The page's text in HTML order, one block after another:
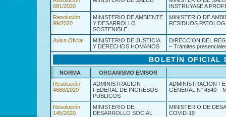
681/2020
INSTRUYASE A
Resolución
99/2020
MINISTERIO DE AMBIENTE
Y DESARROLLO
SOSTENIBLE
MINISTERIO DE
RESIDUOS
Aviso Oficial
MINISTERIO DE JUSTICIA
Y DERECHOS HOMANOS
DIRECCION DEL
– Trámites
BOLETÍN OFICIAL
NORMA
ORGANISMO EMISOR
Resolución
4688/2020
ADMINISTRACION
FEDERAL DE INGRESOS
PUBLICOS
ADMINISTRACION
GENERAL N° 4540 –
Resolución
145/2020
MINISTERIO DE
DESARROLLO SOCIAL
MINISTERIO DE
COVID-19